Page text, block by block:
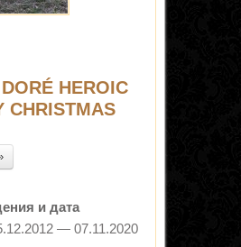
HEROIC
CHRISTMAS
и дата
— 07.11.2020